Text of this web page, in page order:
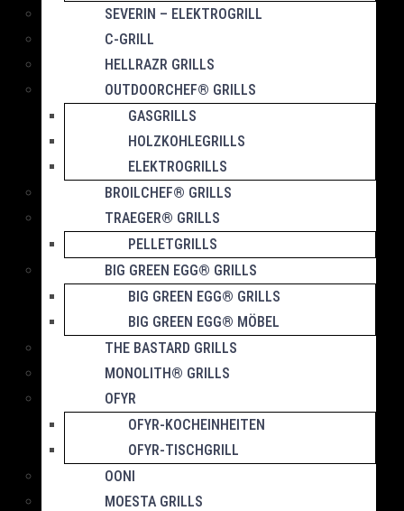
SEVERIN – ELEKTROGRILL
C-GRILL
HELLRAZR GRILLS
OUTDOORCHEF® GRILLS
GASGRILLS
HOLZKOHLEGRILLS
ELEKTROGRILLS
BROILCHEF® GRILLS
TRAEGER® GRILLS
PELLETGRILLS
BIG GREEN EGG® GRILLS
BIG GREEN EGG® GRILLS
BIG GREEN EGG® MÖBEL
THE BASTARD GRILLS
MONOLITH® GRILLS
OFYR
OFYR-KOCHEINHEITEN
OFYR-TISCHGRILL
OONI
MOESTA GRILLS